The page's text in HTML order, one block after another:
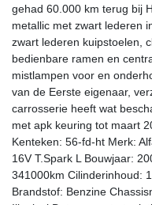
gehad 60.000 km terug bij
metallic met zwart lederen
zwart lederen kuipstoelen,
bedienbare ramen en
mistlampen voor en
van de Eerste eigenaar,
carrosserie heeft wat
met apk keuring tot maart
Kenteken: 56-fd-ht Merk:
16V T.Spark L Bouwjaar:
341000km Cilinderinhoud:
Brandstof: Benzine